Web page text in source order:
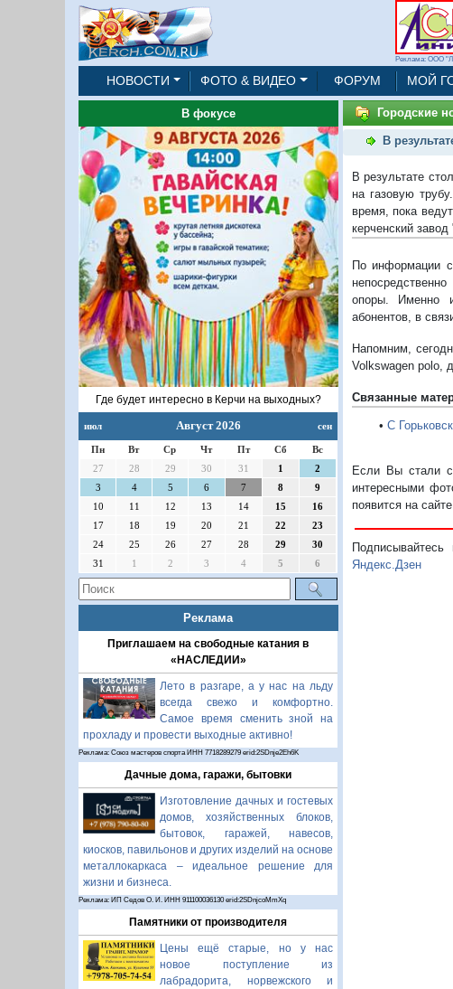
Реклама: ООО
НОВОСТИ ФОТО & ВИДЕО ФОРУМ МОЙ
В фокусе
Где будет интересно в Керчи на выходных?
июл Август 2026 сен
Пн Вт Ср Чт Пт Сб
Вс
27
28 29 30 31 1
2
3
4 5 6 7 8
9
10
11 12 13 14 15
16
17
18 19 20 21 22
23
24
25 26 27 28 29
30
31
1 2 3 4 5 6
Реклама
Приглашаем на свободные катания в
«НАСЛЕДИИ»
Лето в разгаре, а у нас на льду
всегда свежо и комфортно.
Самое время сменить зной на
прохладу и провести выходные активно!
Реклама: Союз мастеров спорта ИНН 7718289279 erid:2SDnje2Eh6K
Дачные дома, гаражи, бытовки
Изготовление дачных и гостевых
домов, хозяйственных блоков,
бытовок, гаражей, навесов,
киосков, павильонов и других изделий на основе
металлокаркаса – идеальное решение для
жизни и бизнеса.
Реклама: ИП Седов О. И. ИНН 911100036130 erid:2SDnjcoMmXq
Памятники от производителя
Цены ещё старые, но у нас
новое поступление из
лабрадорита, норвежского и
Городские
В
В результате
на газовую
время, пока
керченский
По информации
опоры. Именно
абонентов, в
Напомним,
Volkswagen polo,
Связанные
• С
Если Вы стали
интересными
появится на
Яндекс.Дзен